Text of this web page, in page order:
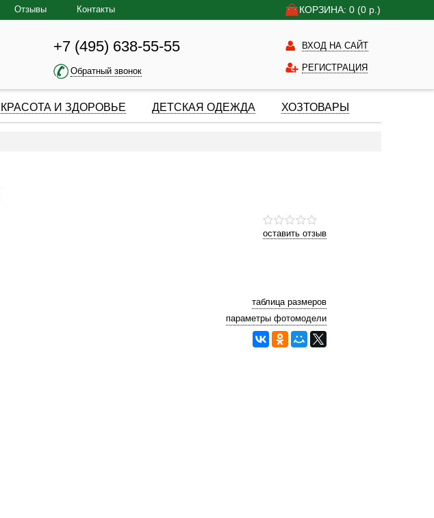
КОРЗИНА: 0 (0 р.)
Отзывы Контакты
+7 (495) 638-55-55
Обратный звонок
ВХОД НА САЙТ
РЕГИСТРАЦИЯ
КРАСОТА И ЗДОРОВЬЕ ДЕТСКАЯ ОДЕЖДА ХОЗТОВАРЫ
оставить отзыв
таблица размеров
параметры фотомодели